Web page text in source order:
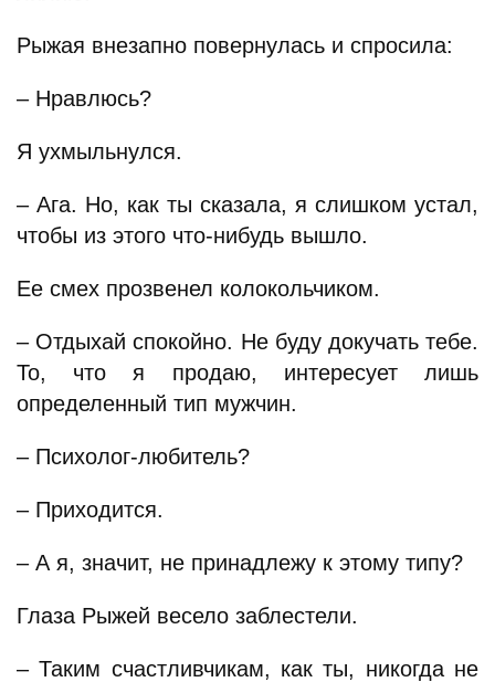
Рыжая внезапно повернулась и спросила:
– Нравлюсь?
Я ухмыльнулся.
– Ага. Но, как ты сказала, я слишком устал,
чтобы из этого что-нибудь вышло.
Ее смех прозвенел колокольчиком.
– Отдыхай спокойно. Не буду докучать тебе.
То, что я продаю, интересует лишь
определенный тип мужчин.
– Психолог-любитель?
– Приходится.
– А я, значит, не принадлежу к этому типу?
Глаза Рыжей весело заблестели.
– Таким счастливчикам, как ты, никогда не